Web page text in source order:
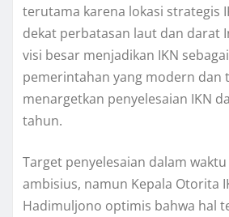
terutama karena lokasi strategis
dekat perbatasan laut dan darat
visi besar menjadikan IKN
pemerintahan yang modern dan
menargetkan penyelesaian IKN
tahun.
Target penyelesaian dalam
ambisius, namun Kepala Otorita
Hadimuljono optimis bahwa hal